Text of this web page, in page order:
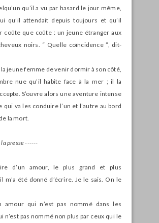
qu’il a vu par hasard le jour même,
qu’il attendait depuis toujours et qu’il
coûte que coûte : un jeune étranger aux
noirs. “ Quelle coïncidence ”, dit-
jeune femme de venir dormir à son côté,
nue qu’il habite face à la mer ; il la
S’ouvre alors une aventure intense
qui va les conduire l’un et l’autre au bord
la mort.
presse ------
d’un amour, le plus grand et plus
m’a été donné d’écrire. Je le sais. On le
amour qui n’est pas nommé dans les
n’est pas nommé non plus par ceux qui le